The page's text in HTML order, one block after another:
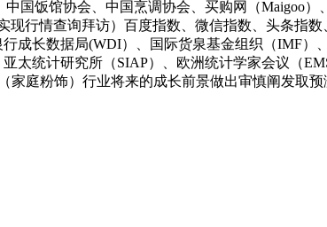
国饭馆协会、中国烹调协会、买购网（Maigoo）
行情查询拜访）百度指数、微信指数、头条指
成长数据局(WDI）、国际货泉基金组织（IMF
太统计研究所（SIAP）、欧洲统计学家会议（
家庭粉饰）行业将来的成长前景做出审慎阐发取